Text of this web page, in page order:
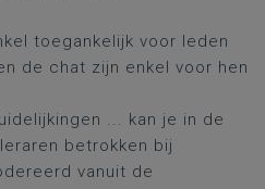
toegankelijk voor leden
de chat zijn enkel voor hen
... kan je in de
betrokken bij
vanuit de